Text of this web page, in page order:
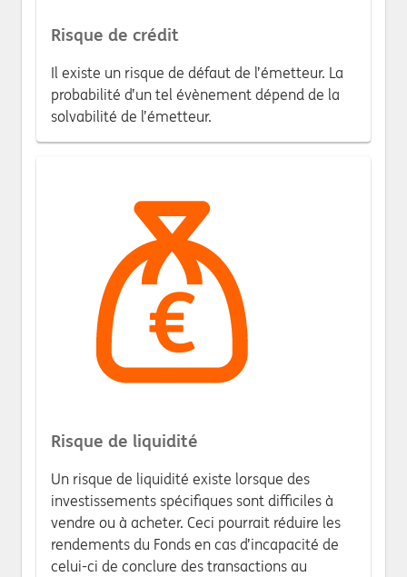
Risque de crédit
Il existe un risque de défaut de l’émetteur. La
probabilité d’un tel évènement dépend de la
solvabilité de l’émetteur.
Risque de liquidité
Un risque de liquidité existe lorsque des
investissements spécifiques sont difficiles à
vendre ou à acheter. Ceci pourrait réduire les
rendements du Fonds en cas d’incapacité de
celui-ci de conclure des transactions au